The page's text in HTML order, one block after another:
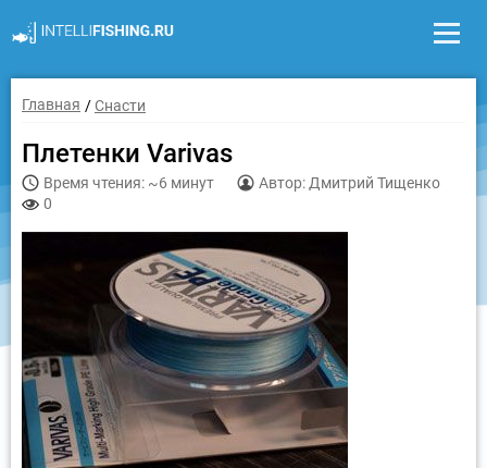
Главная Снасти
Плетенки Varivas
Время чтения: ~6 минут
Автор: Дмитрий Тищенко
0